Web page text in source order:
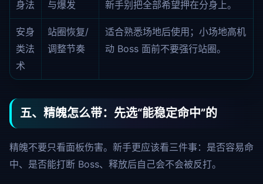
身法 与爆发 新手别把全部希望押在分身上。
安身
类法
术
站圈恢复/
调整节奏
适合熟悉场地后使用；小场地高机
动 Boss 面前不要强行站圈。
五、精魄怎么带：先选“能稳定命中”的
精魄不要只看面板伤害。新手更应该看三件事：是否容易命
中、是否能打断 Boss、释放后自己会不会被反打。